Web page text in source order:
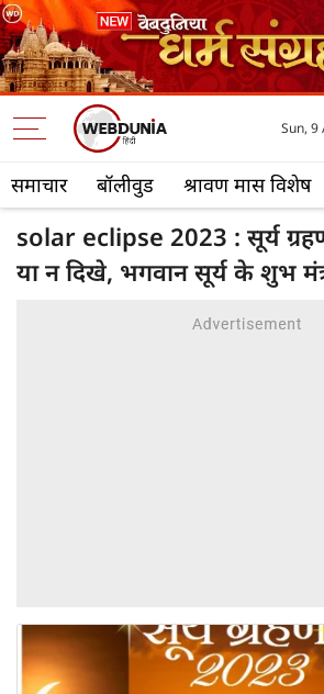
समाचार बॉलीवुड श्रावण मास विशेष
Sun, 9
solar eclipse 2023 : सूर्य
या न दिखे, भगवान सूर्य के शुभ